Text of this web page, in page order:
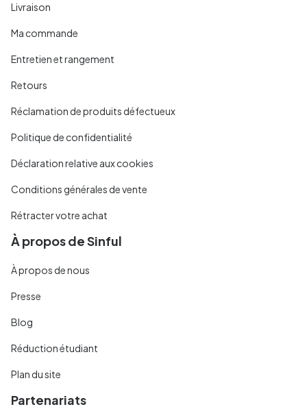
Livraison
Ma commande
Entretien et rangement
Retours
Réclamation de produits défectueux
Politique de confidentialité
Déclaration relative aux cookies
Conditions générales de vente
Rétracter votre achat
À propos de Sinful
À propos de nous
Presse
Blog
Réduction étudiant
Plan du site
Partenariats